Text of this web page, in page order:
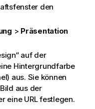
den
> Präsentation
auf der
Hintergrundfarbe
aus. Sie können
aus der
eine URL festlegen.